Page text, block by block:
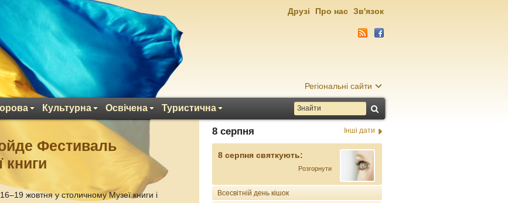
Регіональні сайти
Культурна Освічена Туристична
Друзі Про нас Зв'язок
Фестиваль
книги
16–19 жовтня у столичному Музеї книги і
8 серпня Інші дати
8 серпня святкують:
Розгорнути
Всесвітній день кішок